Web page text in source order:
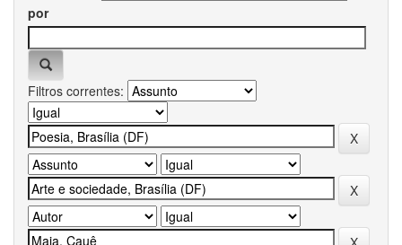
por
Filtros correntes: